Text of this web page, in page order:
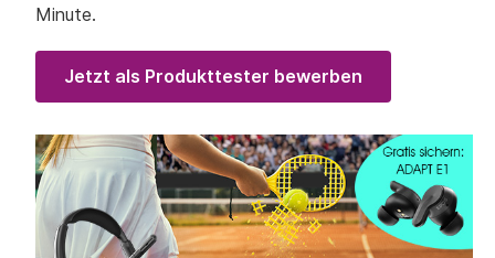
Minute.
Jetzt als Produkttester bewerben